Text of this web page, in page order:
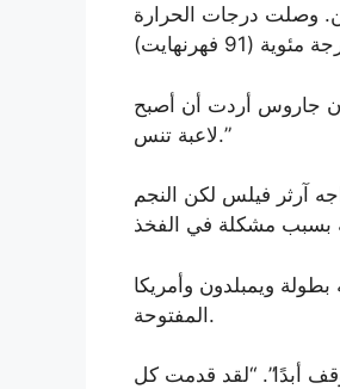
وصلت درجات الحرارة
جاروس أردت أن أصبح
لاعبة تنس.”
آرثر فيلس لكن النجم
ويمبلدون وأمريكا
المفتوحة.
تريد أن تتوقف أبدًا”. “لقد قدمت كل